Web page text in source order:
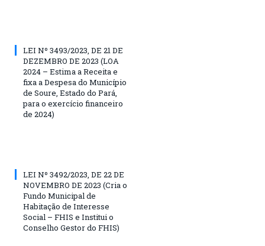
LEI Nº 3493/2023, DE 21 DE
DEZEMBRO DE 2023 (LOA
2024 – Estima a Receita e
fixa a Despesa do Município
de Soure, Estado do Pará,
para o exercício financeiro
de 2024)
LEI Nº 3492/2023, DE 22 DE
NOVEMBRO DE 2023 (Cria o
Fundo Municipal de
Habitação de Interesse
Social – FHIS e Institui o
Conselho Gestor do FHIS)